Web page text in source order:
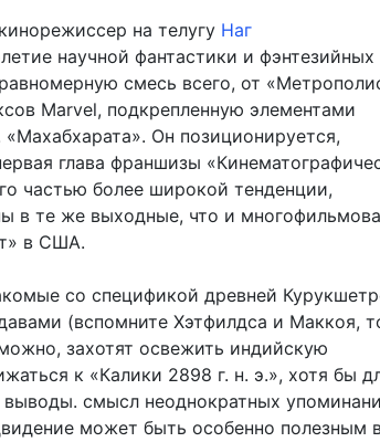
на телугу Наг
научной фантастики и фэнтезийных
смесь всего, от
Marvel, подкрепленную элементами
Он позиционируется,
глава франшизы
частью более широкой тенденции,
в те же выходные, что и
в США.
со спецификой древней
(вспомните Хэтфилдса и Маккоя,
захотят освежить индийскую
к «Калики 2898 г. н. э.», хотя бы
выводы. смысл неоднократных
может быть особенно полезным